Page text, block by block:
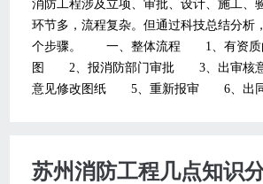
消防工程涉及立项、审批、设计、施工、
环节多，流程复杂。但通过科技总结分析
个步骤。 一、整体流程 1、有资质
图 2、报消防部门审批 3、出审核
意见修改图纸 5、重新报审 6、出同
苏州消防工程几点知识